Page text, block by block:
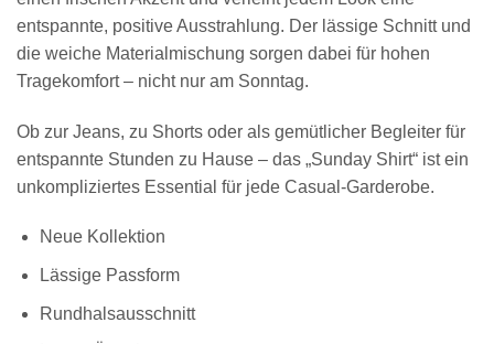
entspannte, positive Ausstrahlung. Der lässige Schnitt und
die weiche Materialmischung sorgen dabei für hohen
Tragekomfort – nicht nur am Sonntag.
Ob zur Jeans, zu Shorts oder als gemütlicher Begleiter für
entspannte Stunden zu Hause – das „Sunday Shirt“ ist ein
unkompliziertes Essential für jede Casual-Garderobe.
Neue Kollektion
Lässige Passform
Rundhalsausschnitt